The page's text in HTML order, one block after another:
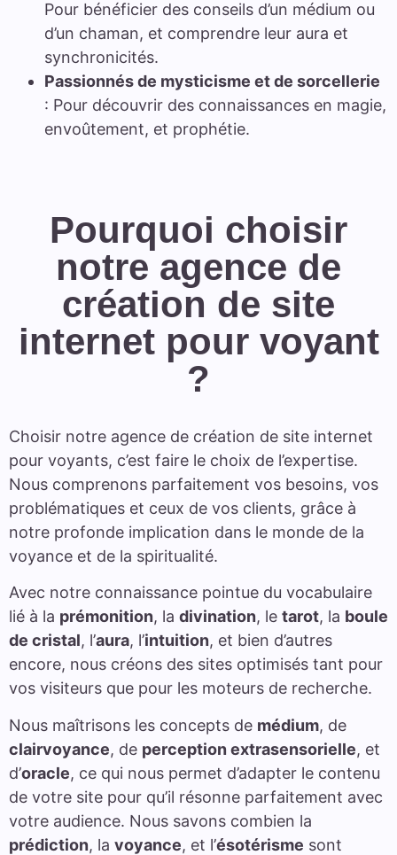
Pour bénéficier des conseils d’un médium ou
d’un chaman, et comprendre leur aura et
synchronicités.
Passionnés de mysticisme et de sorcellerie
: Pour découvrir des connaissances en magie,
envoûtement, et prophétie.
Pourquoi choisir
notre agence de
création de site
internet pour voyant
?
Choisir notre agence de création de site internet
pour voyants, c’est faire le choix de l’expertise.
Nous comprenons parfaitement vos besoins, vos
problématiques et ceux de vos clients, grâce à
notre profonde implication dans le monde de la
voyance et de la spiritualité.
Avec notre connaissance pointue du vocabulaire
lié à la prémonition, la divination, le tarot, la boule
de cristal, l’aura, l’intuition, et bien d’autres
encore, nous créons des sites optimisés tant pour
vos visiteurs que pour les moteurs de recherche.
Nous maîtrisons les concepts de médium, de
clairvoyance, de perception extrasensorielle, et
d’oracle, ce qui nous permet d’adapter le contenu
de votre site pour qu’il résonne parfaitement avec
votre audience. Nous savons combien la
prédiction, la voyance, et l’ésotérisme sont